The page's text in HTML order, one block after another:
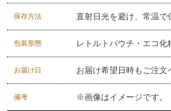
保存方法 直射日光を避け、常温で
包装形態 レトルトパウチ・エコ化
お届け日 お届け希望日時もご注文
備考 ※画像はイメージです。